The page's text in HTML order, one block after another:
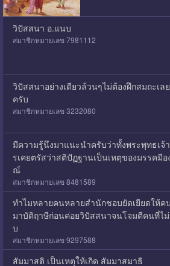
วิปัสสนา อ.แนบ
สมาชิกหมายเลข 7981112
วิปัสสนาอย่างเดียวล้วนๆไม่ต้องฝึกสมถะเ
ครับ
สมาชิกหมายเลข 3232080
มีความรู้นึงมาแนะนำครับว่าทั้งพระพุทธเจ้
รเคยตรัสว่าสติปัฏฐานเป็นเหตุของมรรคมี
ณ์
สมาชิกหมายเลข 8481589
ทำไมหลายคนหลายสำนักชอบยัดเยียดให้
มาบัติฤาษีก่อนค่อยวิปัสสนาจนโจมตีคนที่ไ
บ
สมาชิกหมายเลข 9297588
สัมมาสติ เป็นเหตุให้เกิด สัมมาสมาธิ